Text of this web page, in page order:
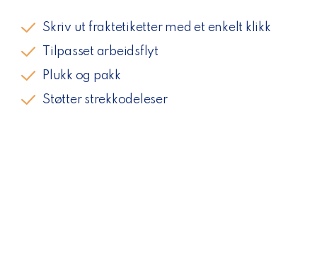
Skriv ut fraktetiketter med et enkelt klikk
Tilpasset arbeidsflyt
Plukk og pakk
Støtter strekkodeleser